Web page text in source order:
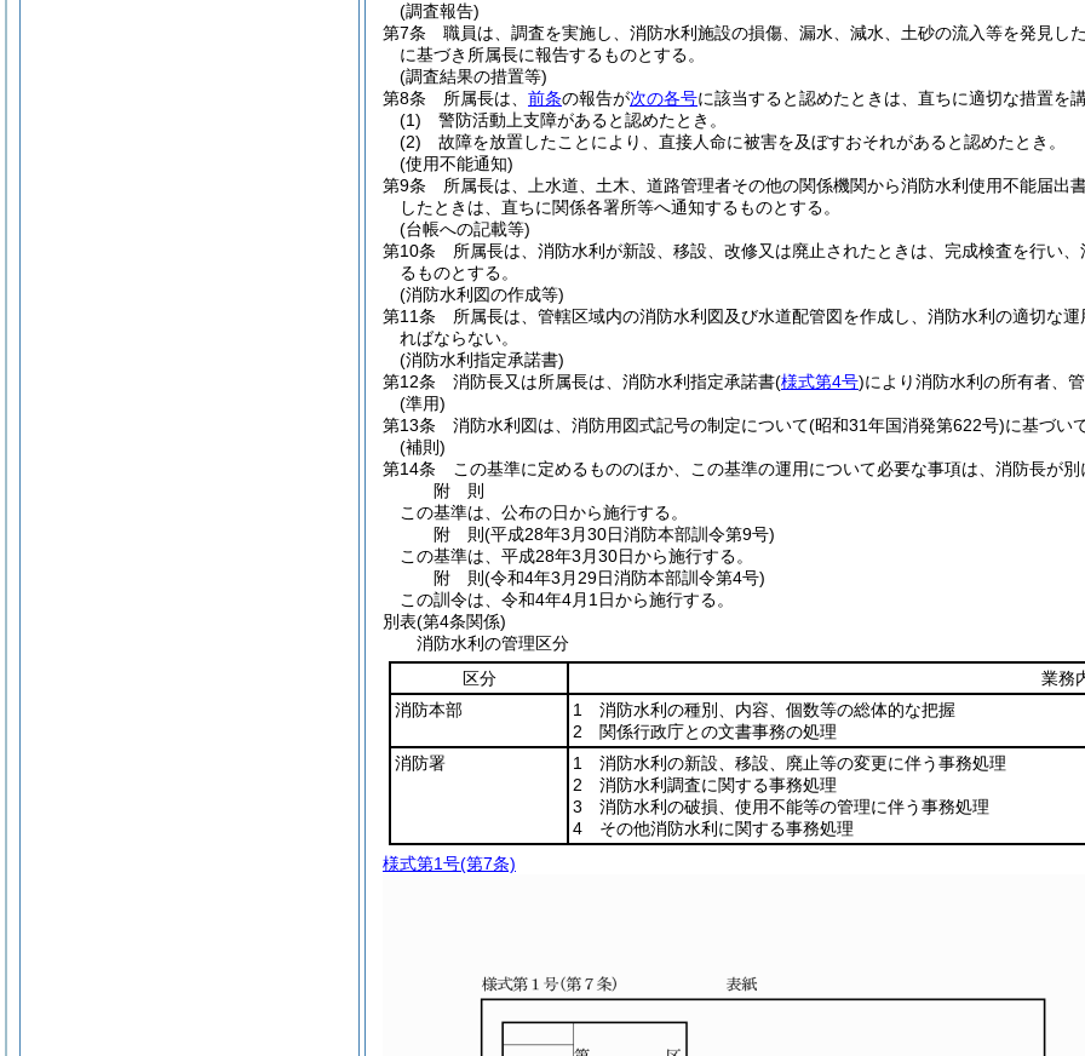
(調査報告)
第7条
職員は、調査を実施し、消防水利施設の損傷、漏水、減水、土砂の流入等を発見し
に基づき所属長に報告するものとする。
(調査結果の措置等)
第8条
所属長は、 前条の報告が次の各号に該当すると認めたときは、直ちに適切な措置を
(1)
警防活動上支障があると認めたとき。
(2)
故障を放置したことにより、直接人命に被害を及ぼすおそれがあると認めたとき。
(使用不能通知)
第9条
所属長は、上水道、土木、道路管理者その他の関係機関から消防水利使用不能届出
したときは、直ちに関係各署所等へ通知するものとする。
(台帳への記載等)
第10条
所属長は、消防水利が新設、移設、改修又は廃止されたときは、完成検査を行い
るものとする。
(消防水利図の作成等)
第11条
所属長は、管轄区域内の消防水利図及び水道配管図を作成し、消防水利の適切な
ればならない。
(消防水利指定承諾書)
第12条
消防長又は所属長は、消防水利指定承諾書(様式第4号)により消防水利の所有者、
(準用)
第13条
消防水利図は、消防用図式記号の制定について(昭和31年国消発第622号)に基づい
(補則)
第14条
この基準に定めるもののほか、この基準の運用について必要な事項は、消防長が
附 則
この基準は、公布の日から施行する。
附 則(平成28年3月30日消防本部訓令第9号)
この基準は、平成28年3月30日から施行する。
附 則(令和4年3月29日消防本部訓令第4号)
この訓令は、令和4年4月1日から施行する。
別表(第4条関係)
消防水利の管理区分
区分
業務
消防本部
1 消防水利の種別、内容、個数等の総体的な把握
2 関係行政庁との文書事務の処理
消防署
1 消防水利の新設、移設、廃止等の変更に伴う事務処理
2 消防水利調査に関する事務処理
3 消防水利の破損、使用不能等の管理に伴う事務処理
4 その他消防水利に関する事務処理
様式第1号(第7条)